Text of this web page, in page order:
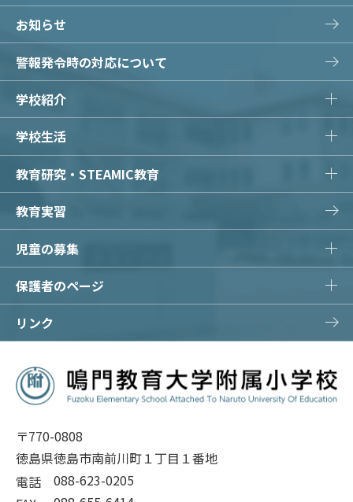
お知らせ
警報発令時の対応について
学校紹介
学校生活
教育研究・STEAMIC教育
教育実習
児童の募集
保護者のページ
リンク
〒770-0808
徳島県徳島市南前川町１丁目１番地
電話
088-623-0205